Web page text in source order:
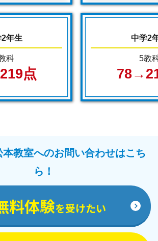
年生
科
点
中学2
5教
本教室へのお問い合わせはこち
ら！
料体験を受けたい